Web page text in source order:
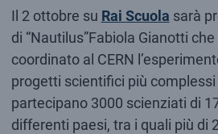
Il 2 ottobre su Rai Scuola sarà
di “Nautilus”Fabiola Gianotti
coordinato al CERN
progetti scientifici più
partecipano 3000 scienziati di
differenti paesi, tra i quali più di